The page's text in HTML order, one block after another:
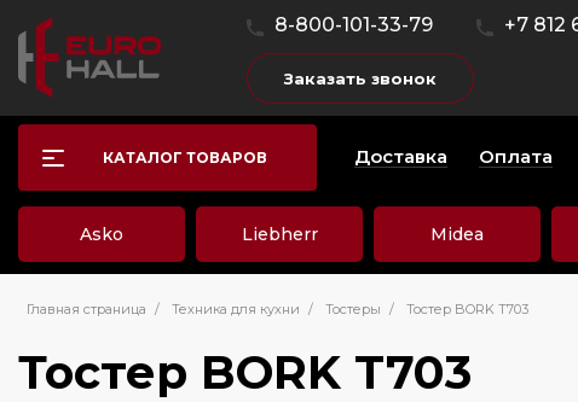
8-800-101-33-79 +7 812
Заказать звонок
КАТАЛОГ ТОВАРОВ Доставка Оплата
Asko Liebherr Midea
Главная страница / Техника для кухни / Тостеры / Тостер BORK T703
Тостер BORK T703